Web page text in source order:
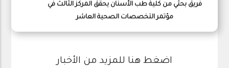
فريق بحثي من كلية طب الأسنان يحقق المركز الثالث في
مؤتمر التخصصات الصحية العاشر
اضغط هنا للمزيد من الأخبار